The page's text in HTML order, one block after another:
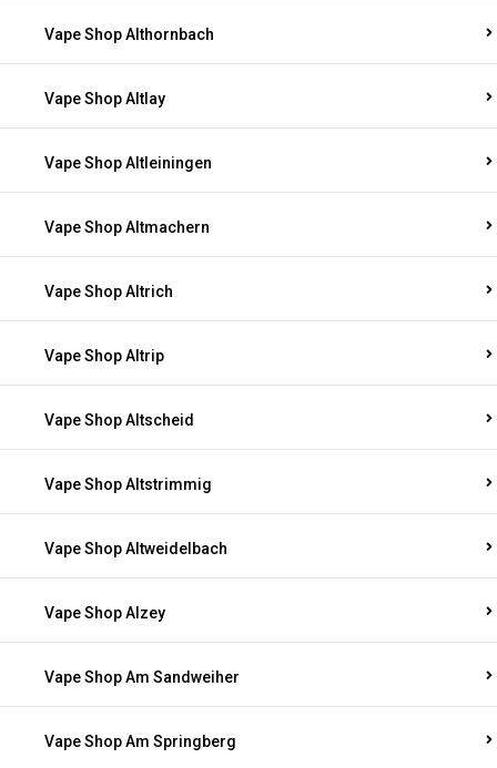
Vape Shop Althornbach
Vape Shop Altlay
Vape Shop Altleiningen
Vape Shop Altmachern
Vape Shop Altrich
Vape Shop Altrip
Vape Shop Altscheid
Vape Shop Altstrimmig
Vape Shop Altweidelbach
Vape Shop Alzey
Vape Shop Am Sandweiher
Vape Shop Am Springberg